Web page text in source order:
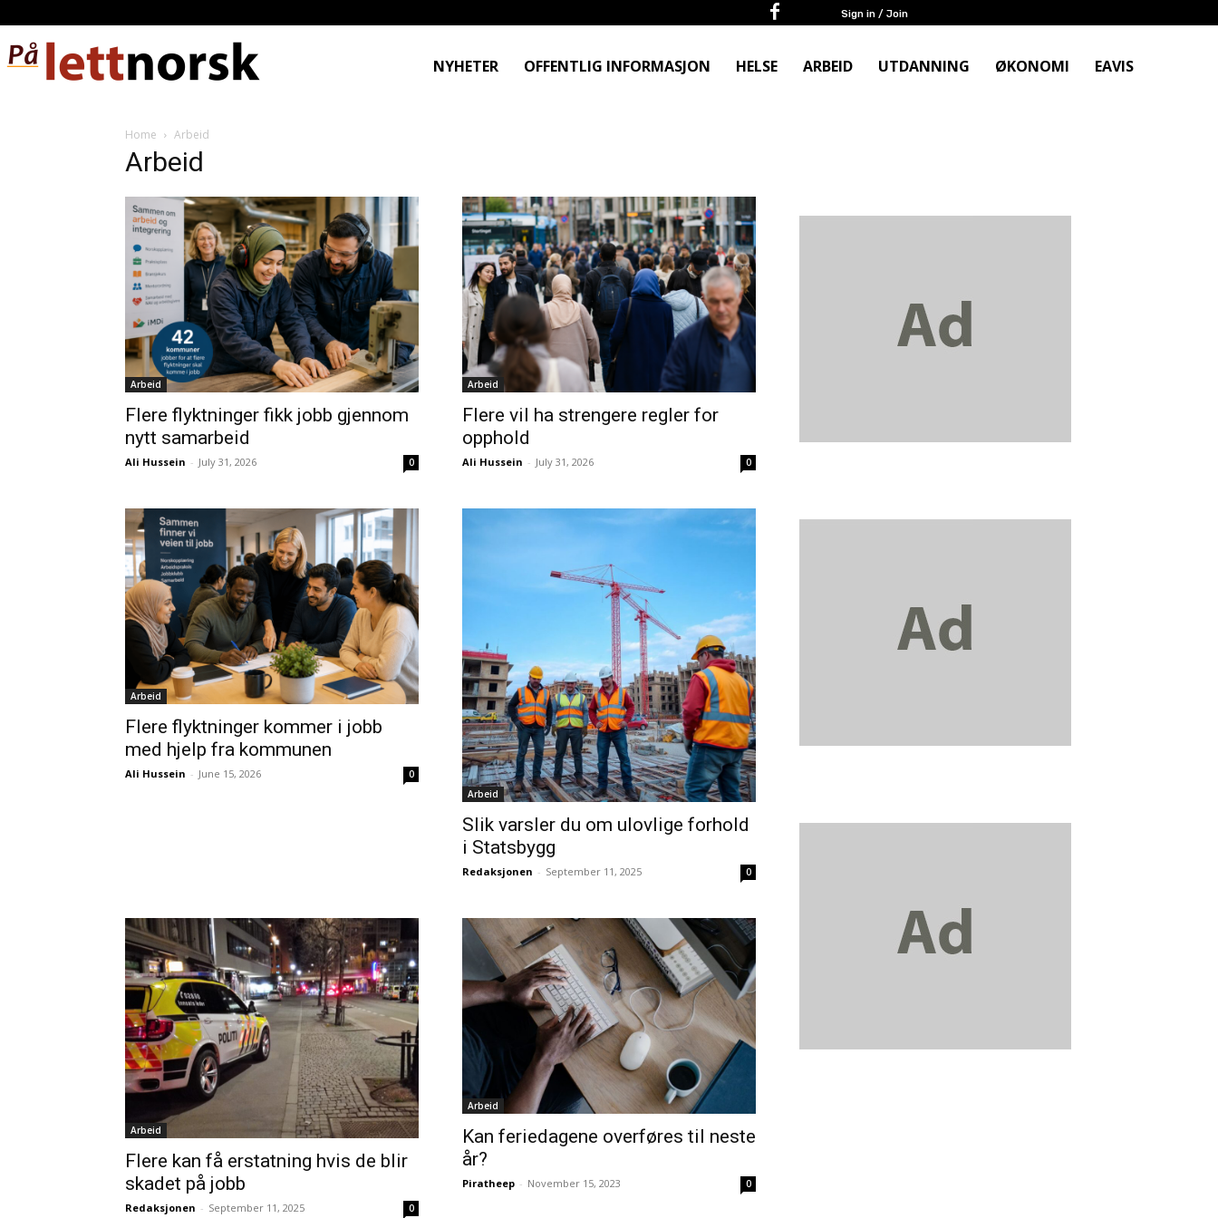
Sign in / Join
NYHETER OFFENTLIG INFORMASJON HELSE ARBEID UTDANNING ØKONOMI EAVIS
Home Arbeid
Arbeid
Arbeid
Flere flyktninger fikk jobb gjennom
nytt samarbeid
Ali Hussein - July 31, 2026 0
Arbeid
Flere vil ha strengere regler for
opphold
Ali Hussein - July 31, 2026 0
Arbeid
Flere flyktninger kommer i jobb
med hjelp fra kommunen
Ali Hussein - June 15, 2026
0
Arbeid
Slik varsler du om ulovlige forhold
i Statsbygg
Redaksjonen - September 11, 2025 0
Arbeid
Flere kan få erstatning hvis de blir
skadet på jobb
Redaksjonen - September 11, 2025 0
Arbeid
Kan feriedagene overføres til neste
år?
Piratheep - November 15, 2023 0